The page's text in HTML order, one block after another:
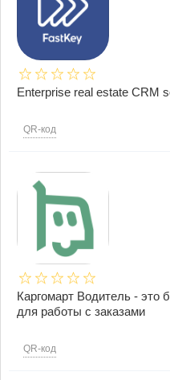
Enterprise real estate CRM
QR-код
Каргомарт Водитель - это
для работы с заказами
QR-код